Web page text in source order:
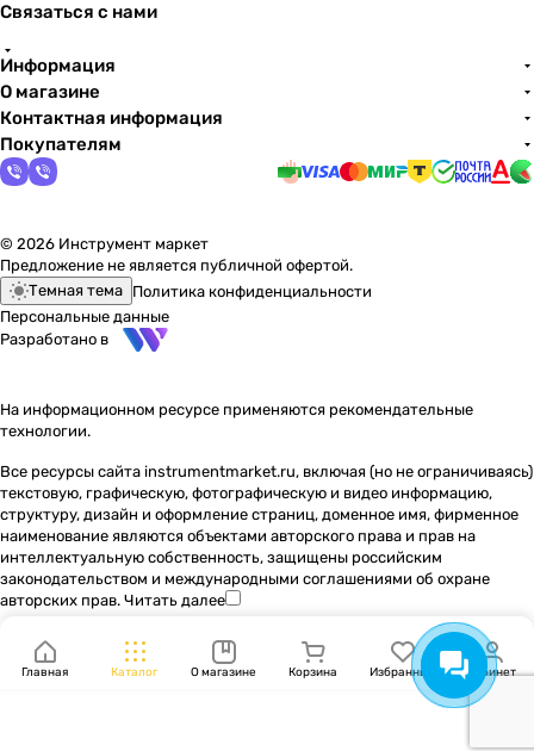
Связаться с нами
Информация
О магазине
Контактная информация
Покупателям
© 2026 Инструмент маркет
Предложение не является публичной офертой.
Темная тема Политика конфиденциальности
Персональные данные
Разработано в
На информационном ресурсе применяются рекомендательные
технологии.
Все ресурсы сайта instrumentmarket.ru, включая (но не ограничиваясь)
текстовую, графическую, фотографическую и видео информацию,
структуру, дизайн и оформление страниц, доменное имя, фирменное
наименование являются объектами авторского права и прав на
интеллектуальную собственность, защищены российским
законодательством и международными соглашениями об охране
авторских прав. Читать далее
Главная Каталог О магазине Корзина Избранные Кабинет